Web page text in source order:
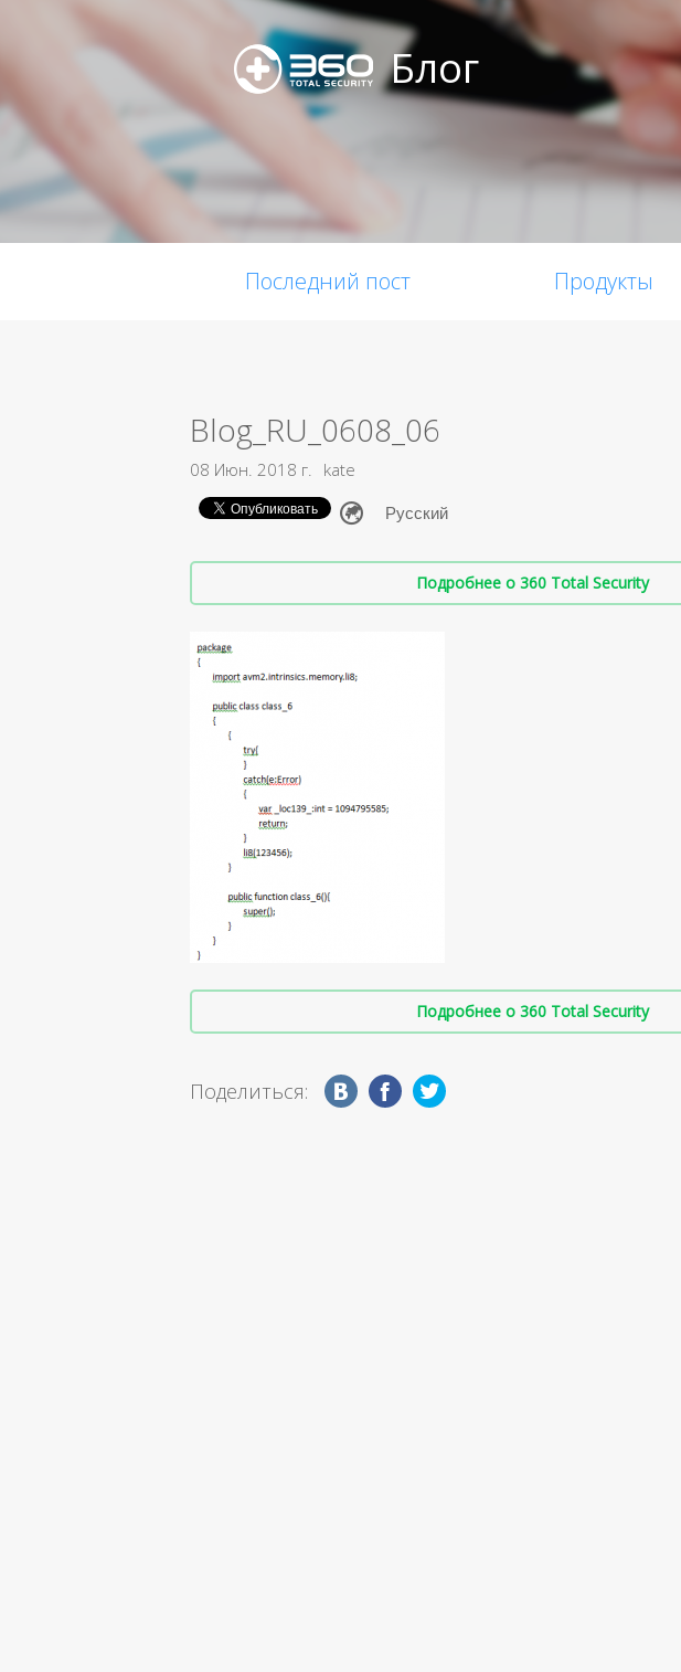
Блог
Последний пост Продукты
Blog_RU_0608_06
08 Июн. 2018 г. kate
Подробнее о 360 Total Security
Подробнее о 360 Total Security
Поделиться: